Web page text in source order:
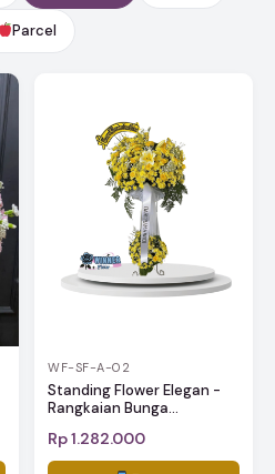
Parcel
WF-SF-A-02
Standing Flower Elegan -
Rangkaian Bunga...
Rp 1.282.000